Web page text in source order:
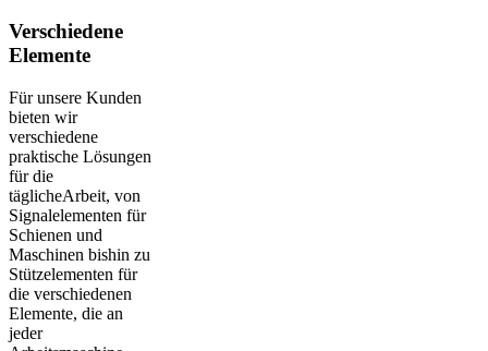
Verschiedene
Elemente
Für unsere Kunden
bieten wir
verschiedene
praktische Lösungen
für die
täglicheArbeit, von
Signalelementen für
Schienen und
Maschinen bishin zu
Stützelementen für
die verschiedenen
Elemente, die an
jeder